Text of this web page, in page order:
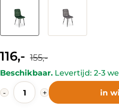
Kleur
116,- Current
price
is:
116,-.
155,-price
was:
155,-.
Beschikbaar. Levertijd: 2-3
-
Leforest
Eetkamerstoel
Groen,
+ in